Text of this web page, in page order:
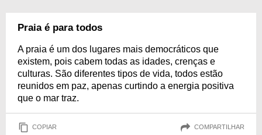
Praia é para todos
A praia é um dos lugares mais democráticos que
existem, pois cabem todas as idades, crenças e
culturas. São diferentes tipos de vida, todos estão
reunidos em paz, apenas curtindo a energia positiva
que o mar traz.
COPIAR COMPARTILHAR